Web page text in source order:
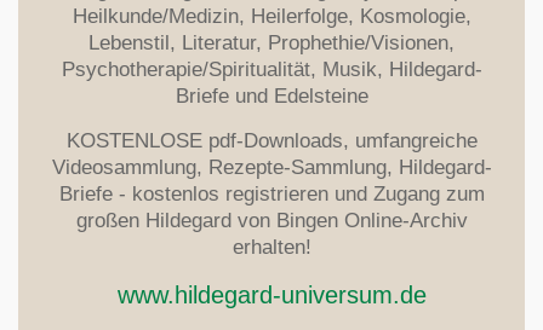
Heilkunde/Medizin, Heilerfolge, Kosmologie,
Lebenstil, Literatur, Prophethie/Visionen,
Psychotherapie/Spiritualität, Musik, Hildegard-
Briefe und Edelsteine
KOSTENLOSE pdf-Downloads, umfangreiche
Videosammlung, Rezepte-Sammlung, Hildegard-
Briefe - kostenlos registrieren und Zugang zum
großen Hildegard von Bingen Online-Archiv
erhalten!
www.hildegard-universum.de